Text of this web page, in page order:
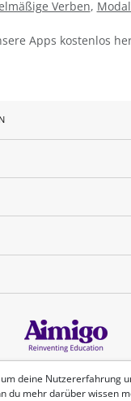
Verben,
Apps kostenlos
deine Nutzererfahrung
du mehr darüber wissen
Deutsch